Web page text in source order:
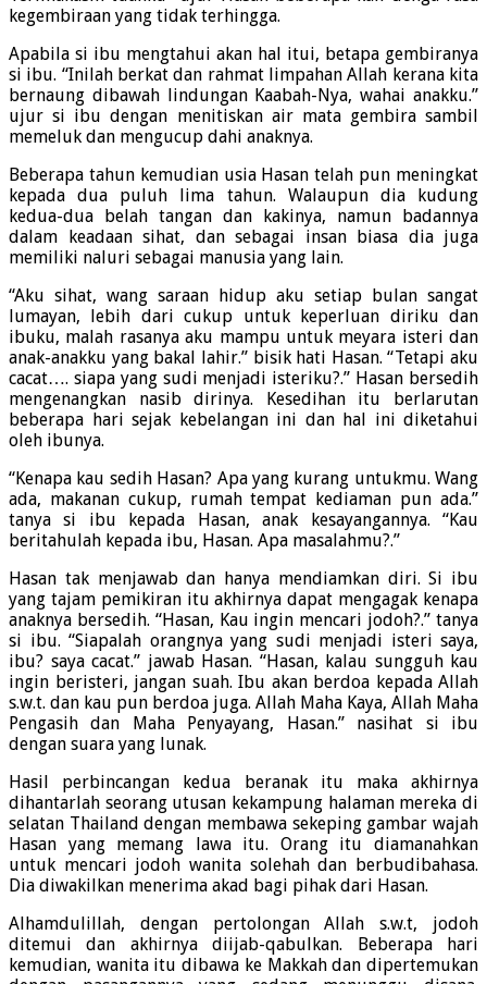
kegembiraan yang tidak terhingga.
Apabila si ibu mengtahui akan hal itui, betapa gembiranya
si ibu. “Inilah berkat dan rahmat limpahan Allah kerana kita
bernaung dibawah lindungan Kaabah-Nya, wahai anakku.”
ujur si ibu dengan menitiskan air mata gembira sambil
memeluk dan mengucup dahi anaknya.
Beberapa tahun kemudian usia Hasan telah pun meningkat
kepada dua puluh lima tahun. Walaupun dia kudung
kedua-dua belah tangan dan kakinya, namun badannya
dalam keadaan sihat, dan sebagai insan biasa dia juga
memiliki naluri sebagai manusia yang lain.
“Aku sihat, wang saraan hidup aku setiap bulan sangat
lumayan, lebih dari cukup untuk keperluan diriku dan
ibuku, malah rasanya aku mampu untuk meyara isteri dan
anak-anakku yang bakal lahir.” bisik hati Hasan. “Tetapi aku
cacat…. siapa yang sudi menjadi isteriku?.” Hasan bersedih
mengenangkan nasib dirinya. Kesedihan itu berlarutan
beberapa hari sejak kebelangan ini dan hal ini diketahui
oleh ibunya.
“Kenapa kau sedih Hasan? Apa yang kurang untukmu. Wang
ada, makanan cukup, rumah tempat kediaman pun ada.”
tanya si ibu kepada Hasan, anak kesayangannya. “Kau
beritahulah kepada ibu, Hasan. Apa masalahmu?.”
Hasan tak menjawab dan hanya mendiamkan diri. Si ibu
yang tajam pemikiran itu akhirnya dapat mengagak kenapa
anaknya bersedih. “Hasan, Kau ingin mencari jodoh?.” tanya
si ibu. “Siapalah orangnya yang sudi menjadi isteri saya,
ibu? saya cacat.” jawab Hasan. “Hasan, kalau sungguh kau
ingin beristeri, jangan suah. Ibu akan berdoa kepada Allah
s.w.t. dan kau pun berdoa juga. Allah Maha Kaya, Allah Maha
Pengasih dan Maha Penyayang, Hasan.” nasihat si ibu
dengan suara yang lunak.
Hasil perbincangan kedua beranak itu maka akhirnya
dihantarlah seorang utusan kekampung halaman mereka di
selatan Thailand dengan membawa sekeping gambar wajah
Hasan yang memang lawa itu. Orang itu diamanahkan
untuk mencari jodoh wanita solehah dan berbudibahasa.
Dia diwakilkan menerima akad bagi pihak dari Hasan.
Alhamdulillah, dengan pertolongan Allah s.w.t, jodoh
ditemui dan akhirnya diijab-qabulkan. Beberapa hari
kemudian, wanita itu dibawa ke Makkah dan dipertemukan